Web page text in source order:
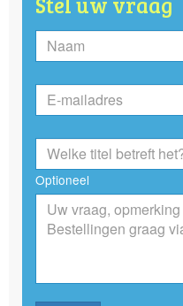
Optioneel